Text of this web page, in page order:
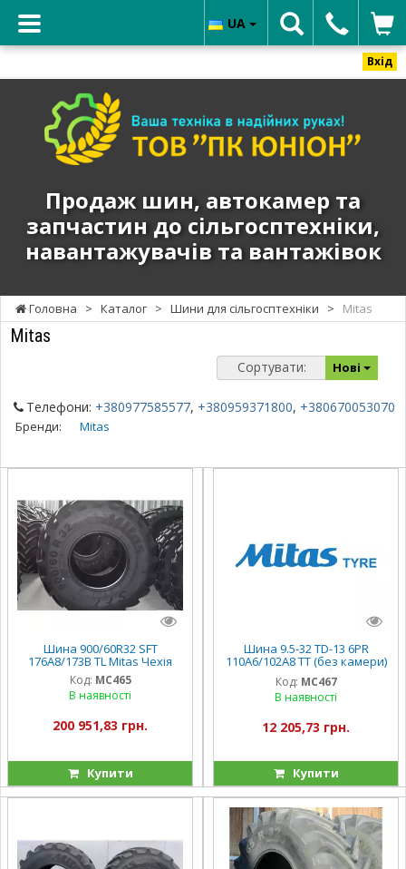
Вхід
ЮНИОН"
автокамер
до
сільгосптехніки,
навантажувачів
Продаж шин, автокамер та
запчастин до сільгосптехніки,
навантажувачів та вантажівок
UA
Головна > Каталог > Шини для сільгосптехніки > Mitas
Mitas
Сортувати: Нові
Телефони: +380977585577, +380959371800, +380670053070
Бренди: Mitas
Шина 900/60R32 SFT
176A8/173В TL Mitas Чехія
Код: MC465
В наявності
200 951,83 грн.
Купити
Шина 9.5-32 TD-13 6PR
110A6/102A8 TT (без камери)
Mitas Сербія
Код: MC467
В наявності
12 205,73 грн.
Купити